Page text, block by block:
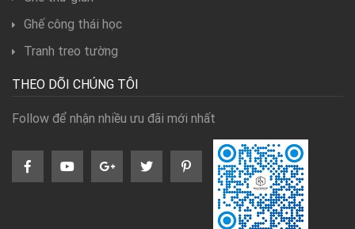
Ghế công thái học
Tranh treo tường
THEO DÕI CHÚNG TÔI
Follow để nhận nhiều ưu đãi mới nhất